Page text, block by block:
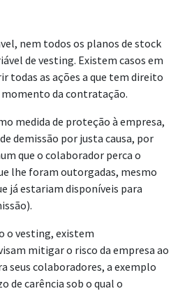
nem todos os planos de stock
de vesting. Existem casos em
todas as ações a que tem direito
da contratação.
medida de proteção à empresa,
demissão por justa causa, por
que o colaborador perca o
lhe foram outorgadas, mesmo
já estariam disponíveis para
o vesting, existem
mitigar o risco da empresa ao
seus colaboradores, a exemplo
de carência sob o qual o